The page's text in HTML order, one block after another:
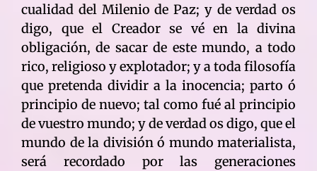
cualidad del Milenio de Paz; y de verdad os
digo, que el Creador se vé en la divina
obligación, de sacar de este mundo, a todo
rico, religioso y explotador; y a toda filosofía
que pretenda dividir a la inocencia; parto ó
principio de nuevo; tal como fué al principio
de vuestro mundo; y de verdad os digo, que el
mundo de la división ó mundo materialista,
será recordado por las generaciones